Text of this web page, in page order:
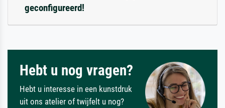
geconfigureerd!
Hebt u nog vragen?
Hebt u interesse in een kunstdruk
uit ons atelier of twijfelt u nog?